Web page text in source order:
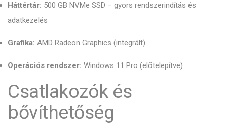
Háttértár: 500 GB NVMe SSD – gyors rendszerindítás és
adatkezelés
Grafika: AMD Radeon Graphics (integrált)
Operációs rendszer: Windows 11 Pro (előtelepítve)
Csatlakozók és
bővíthetőség